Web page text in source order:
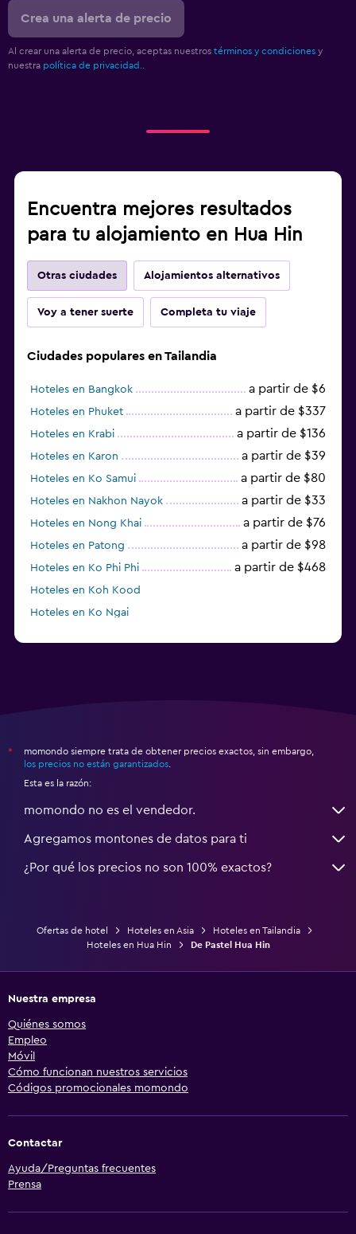
Crea una alerta de precio
Al crear una alerta de precio, aceptas nuestros términos y condiciones y
nuestra política de privacidad.
Encuentra mejores resultados
para tu alojamiento en Hua Hin
Otras ciudades Alojamientos alternativos
Voy a tener suerte Completa tu viaje
Ciudades populares en Tailandia
Hoteles en Bangkok a partir de $6
Hoteles en Phuket a partir de $337
Hoteles en Krabi a partir de $136
Hoteles en Karon a partir de $39
Hoteles en Ko Samui a partir de $80
Hoteles en Nakhon Nayok a partir de $33
Hoteles en Nong Khai a partir de $76
Hoteles en Patong a partir de $98
Hoteles en Ko Phi Phi a partir de $468
Hoteles en Koh Kood
Hoteles en Ko Ngai
*
momondo siempre trata de obtener precios exactos, sin embargo,
los precios no están garantizados
Esta es la razón:
momondo no es el vendedor.
Agregamos montones de datos para ti
¿Por qué los precios no son 100% exactos?
Ofertas de hotel Hoteles en Asia
Hoteles en Tailandia
Hoteles en Hua Hin
De Pastel Hua Hin
Nuestra empresa
Quiénes somos
Empleo
Móvil
Cómo funcionan nuestros servicios
Códigos promocionales momondo
Contactar
Ayuda/Preguntas frecuentes
Prensa